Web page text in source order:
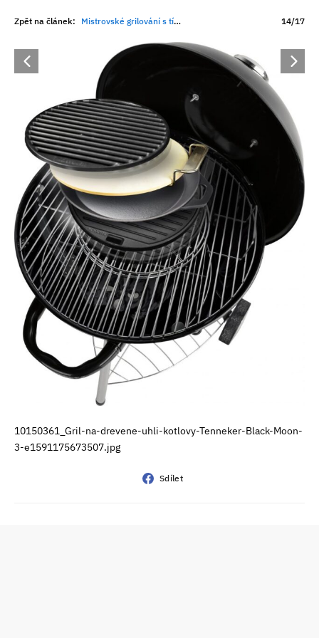
Zpět na článek: Mistrovské grilování s tím pravým grilem 14/17
10150361_Gril-na-drevene-uhli-kotlovy-Tenneker-Black-Moon-
3-e1591175673507.jpg
Sdílet